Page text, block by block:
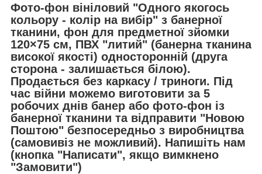
Фото-фон вініловий "Одного якогось
кольору - колір на вибір" з банерної
тканини, фон для предметної зйомки
120×75 см, ПВХ "литий" (банерна тканина
високої якості) односторонній (друга
сторона - залишається білою).
Продається без каркасу / триноги. Під
час війни можемо виготовити за 5
робочих днів банер або фото-фон із
банерної тканини та відправити "Новою
Поштою" безпосередньо з виробництва
(самовивіз не можливий). Напишіть нам
(кнопка "Написати", якщо вимкнено
"Замовити")